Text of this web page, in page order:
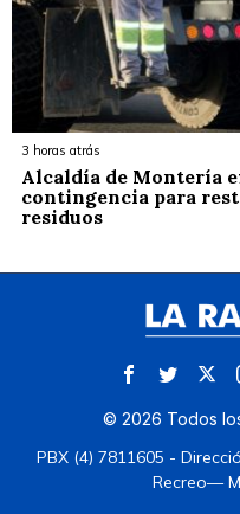
3 horas atrás
Alcaldía de Montería
contingencia para
residuos
© 2026 Todos
PBX (4) 7811605 -
Recreo—